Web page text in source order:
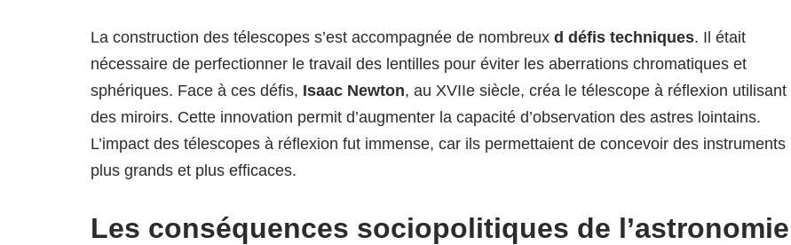
La construction des télescopes s’est accompagnée de nombreux d défis techniques. Il était
nécessaire de perfectionner le travail des lentilles pour éviter les aberrations chromatiques et
sphériques. Face à ces défis, Isaac Newton, au XVIIe siècle, créa le télescope à réflexion utilisant
des miroirs. Cette innovation permit d’augmenter la capacité d’observation des astres lointains.
L’impact des télescopes à réflexion fut immense, car ils permettaient de concevoir des instruments
plus grands et plus efficaces.
Les conséquences sociopolitiques de l’astronomie